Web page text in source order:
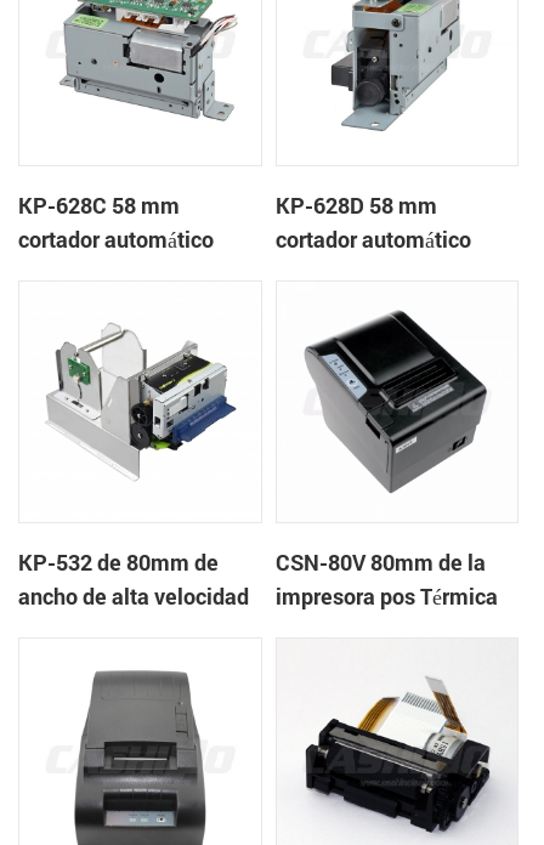
KP-628C 58 mm
cortador automático
KP-628D 58 mm
cortador automático
KP-532 de 80mm de
ancho de alta velocidad
del quiosco
CSN-80V 80mm de la
impresora pos Térmica